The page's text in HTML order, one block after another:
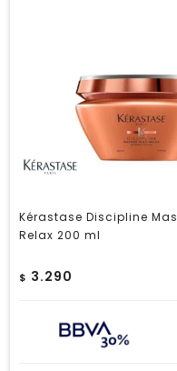
Kérastase Discipline
Relax 200 ml
$ 3.290